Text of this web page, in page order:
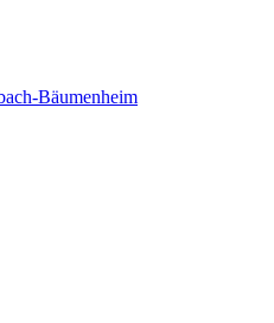
Bäumenheim